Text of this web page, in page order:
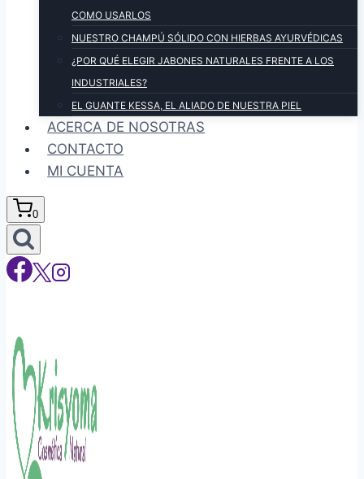
COMO USARLOS
NUESTRO CHAMPÚ SÓLIDO CON HIERBAS AYURVÉDICAS
¿POR QUÉ ELEGIR JABONES NATURALES FRENTE A LOS
INDUSTRIALES?
EL GUANTE KESSA, EL ALIADO DE NUESTRA PIEL
ACERCA DE NOSOTRAS
CONTACTO
MI CUENTA
0